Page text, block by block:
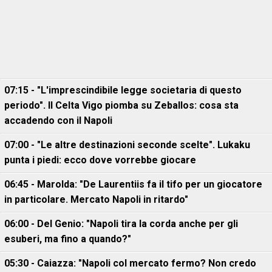
07:15 - "L'imprescindibile legge societaria di questo
periodo". Il Celta Vigo piomba su Zeballos: cosa sta
accadendo con il Napoli
07:00 - "Le altre destinazioni seconde scelte". Lukaku
punta i piedi: ecco dove vorrebbe giocare
06:45 - Marolda: "De Laurentiis fa il tifo per un giocatore
in particolare. Mercato Napoli in ritardo"
06:00 - Del Genio: "Napoli tira la corda anche per gli
esuberi, ma fino a quando?"
05:30 - Caiazza: "Napoli col mercato fermo? Non credo